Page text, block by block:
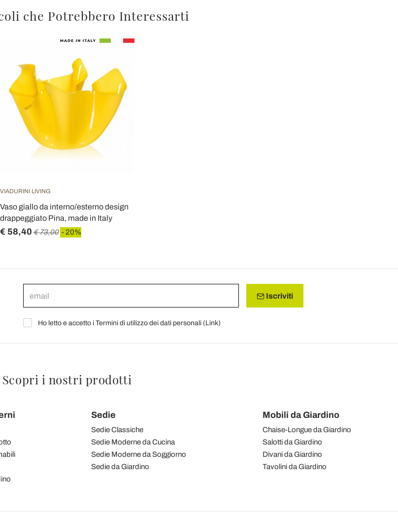
che Potrebbero Interessarti
VIADURINI LIVING
Vaso giallo da interno/esterno design
drappeggiato Pina, made in Italy
€ 58,40 € 73,00 - 20%
Iscriviti
Ho letto e accetto i Termini di utilizzo dei dati personali (Link)
Scopri i nostri prodotti
Sedie
Sedie Classiche
Sedie Moderne da Cucina
Sedie Moderne da Soggiorno
Sedie da Giardino
Mobili da Giardino
Chaise-Longue da Giardino
Salotti da Giardino
Divani da Giardino
Tavolini da Giardino